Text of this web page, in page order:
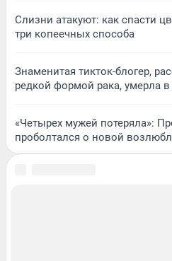
Слизни атакуют: как спасти
три копеечных способа
Знаменитая тикток-блогер,
редкой формой рака, умерла в
«Четырех мужей потеряла»:
проболтался о новой